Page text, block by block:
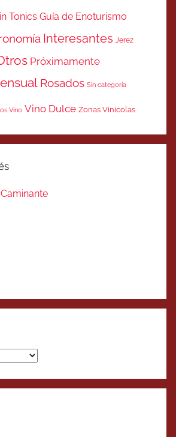
Tonics Guía de Enoturismo
Interesantes Jerez
Próximamente
Rosados Sin categoría
Vino Vino Dulce Zonas Vinicolas